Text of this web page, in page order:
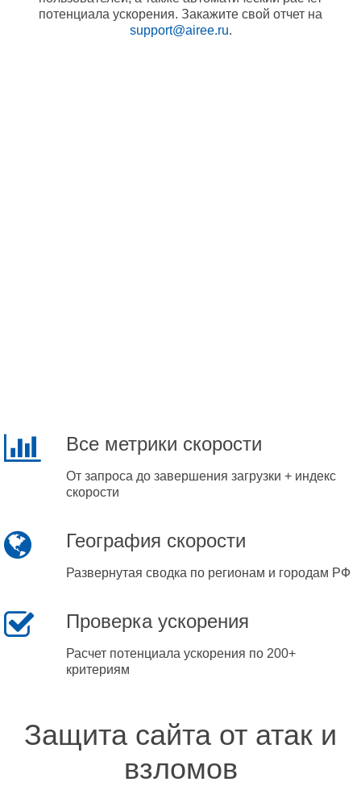
потенциала ускорения. Закажите свой отчет на
support@airee.ru.
Все метрики скорости
От запроса до завершения загрузки + индекс
скорости
География скорости
Развернутая сводка по регионам и городам РФ
Проверка ускорения
Расчет потенциала ускорения по 200+
критериям
Защита сайта от атак и
взломов